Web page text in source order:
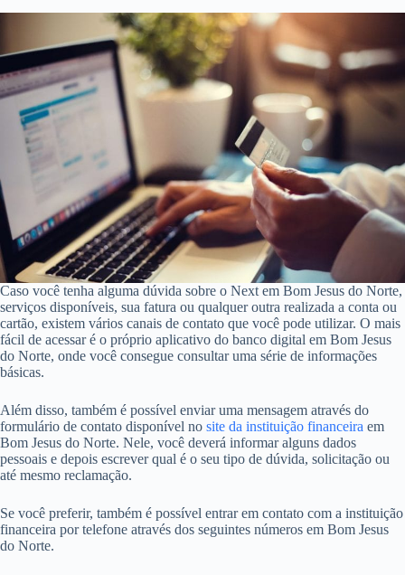
Caso você tenha alguma dúvida sobre o Next em Bom Jesus do Norte,
serviços disponíveis, sua fatura ou qualquer outra realizada a conta ou
cartão, existem vários canais de contato que você pode utilizar. O mais
fácil de acessar é o próprio aplicativo do banco digital em Bom Jesus
do Norte, onde você consegue consultar uma série de informações
básicas.
Além disso, também é possível enviar uma mensagem através do
formulário de contato disponível no site da instituição financeira em
Bom Jesus do Norte. Nele, você deverá informar alguns dados
pessoais e depois escrever qual é o seu tipo de dúvida, solicitação ou
até mesmo reclamação.
Se você preferir, também é possível entrar em contato com a instituição
financeira por telefone através dos seguintes números em Bom Jesus
do Norte.